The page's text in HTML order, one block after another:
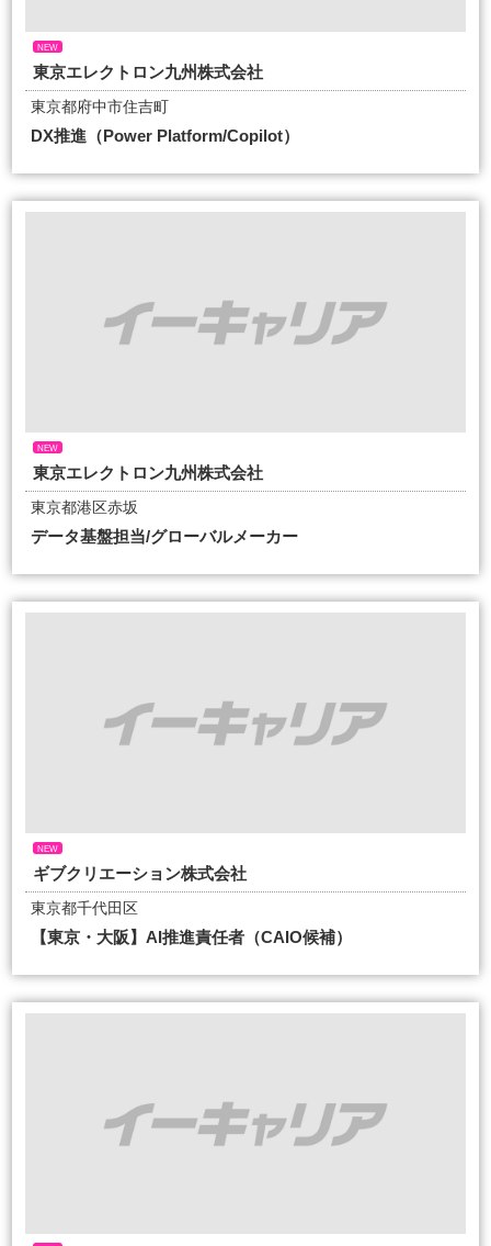
NEW
東京エレクトロン九州株式会社
東京都府中市住吉町
DX推進（Power Platform/Copilot）
NEW
東京エレクトロン九州株式会社
東京都港区赤坂
データ基盤担当/グローバルメーカー
NEW
ギブクリエーション株式会社
東京都千代田区
【東京・大阪】AI推進責任者（CAIO候補）